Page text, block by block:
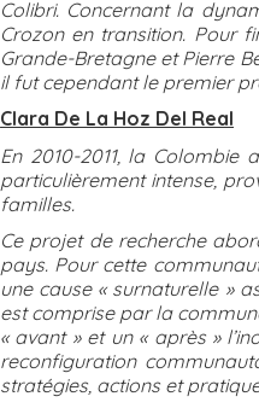
Colibri. Concernant la
Crozon en transition. Pour
Grande-Bretagne et Pierre
il fut cependant le premier
Clara De La Hoz Del Real
En 2010-2011, la
particulièrement intense,
familles.
Ce projet de recherche
pays. Pour cette
une cause « surnaturelle »
est comprise par la
« avant » et un « après »
reconfiguration
stratégies, actions et